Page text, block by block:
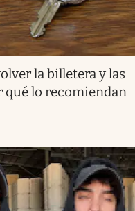
la billetera y las
qué lo recomiendan